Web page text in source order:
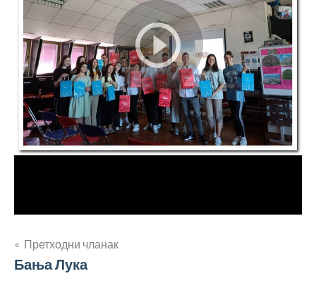
Кретање
чланка
Претходни чланак
Бања Лука